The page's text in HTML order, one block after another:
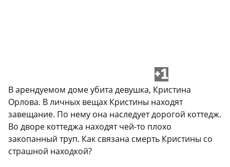
+1
В арендуемом доме убита девушка, Кристина
Орлова. В личных вещах Кристины находят
завещание. По нему она наследует дорогой коттедж.
Во дворе коттеджа находят чей-то плохо
закопанный труп. Как связана смерть Кристины со
страшной находкой?